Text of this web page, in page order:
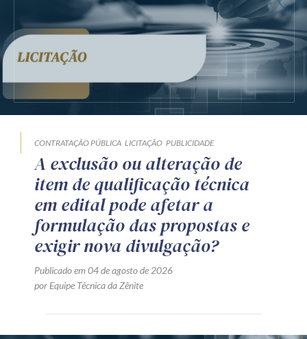
CONTRATAÇÃO PÚBLICA LICITAÇÃO PUBLICIDADE
A exclusão ou alteração de
item de qualificação técnica
em edital pode afetar a
formulação das propostas e
exigir nova divulgação?
Publicado em 04 de agosto de 2026
por Equipe Técnica da Zênite